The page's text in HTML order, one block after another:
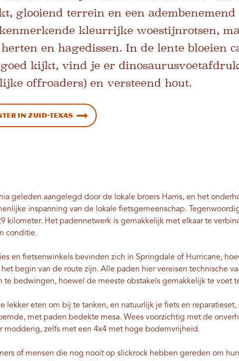
glooiend terrein en een adembenemend
kleurrijke woestijnrotsen,
en hagedissen. In de lente bloeien
kijkt, vind je er
offroaders) en versteend hout.
in Zuid-Texas
geleden aangelegd door de lokale broers Harris, en het
inspanning van de lokale fietsgemeenschap.
kilometer. Het padennetwerk is gemakkelijk met elkaar te
conditie.
en fietsenwinkels bevinden zich in Springdale of Hurricane,
begin van de route zijn. Alle paden hier vereisen technische
te bedwingen, hoewel de meeste obstakels gemakkelijk te voet
lekker eten om bij te tanken, en natuurlijk je fiets en
met paden bedekte mesa. Wees voorzichtig met de
modderig, zelfs met een 4x4 met hoge bodemvrijheid.
of mensen die nog nooit op slickrock hebben gereden om